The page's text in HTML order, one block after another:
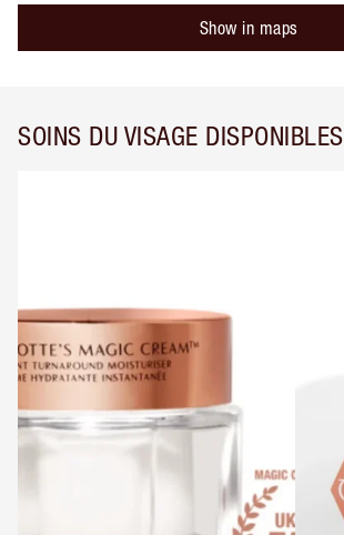
Show in maps
SOINS DU VISAGE DISPONIBLES